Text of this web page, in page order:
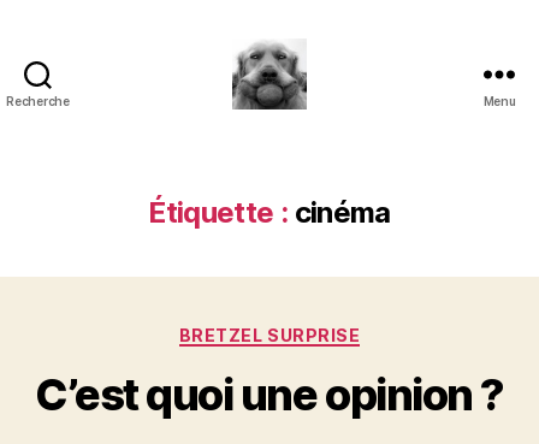
Recherche
paradoxe
en
Menu
Étiquette : cinéma
Catégories
BRETZEL SURPRISE
C’est quoi une opinion ?